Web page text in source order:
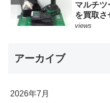
マルチツ
を買取さ
views
アーカイブ
2026年7月